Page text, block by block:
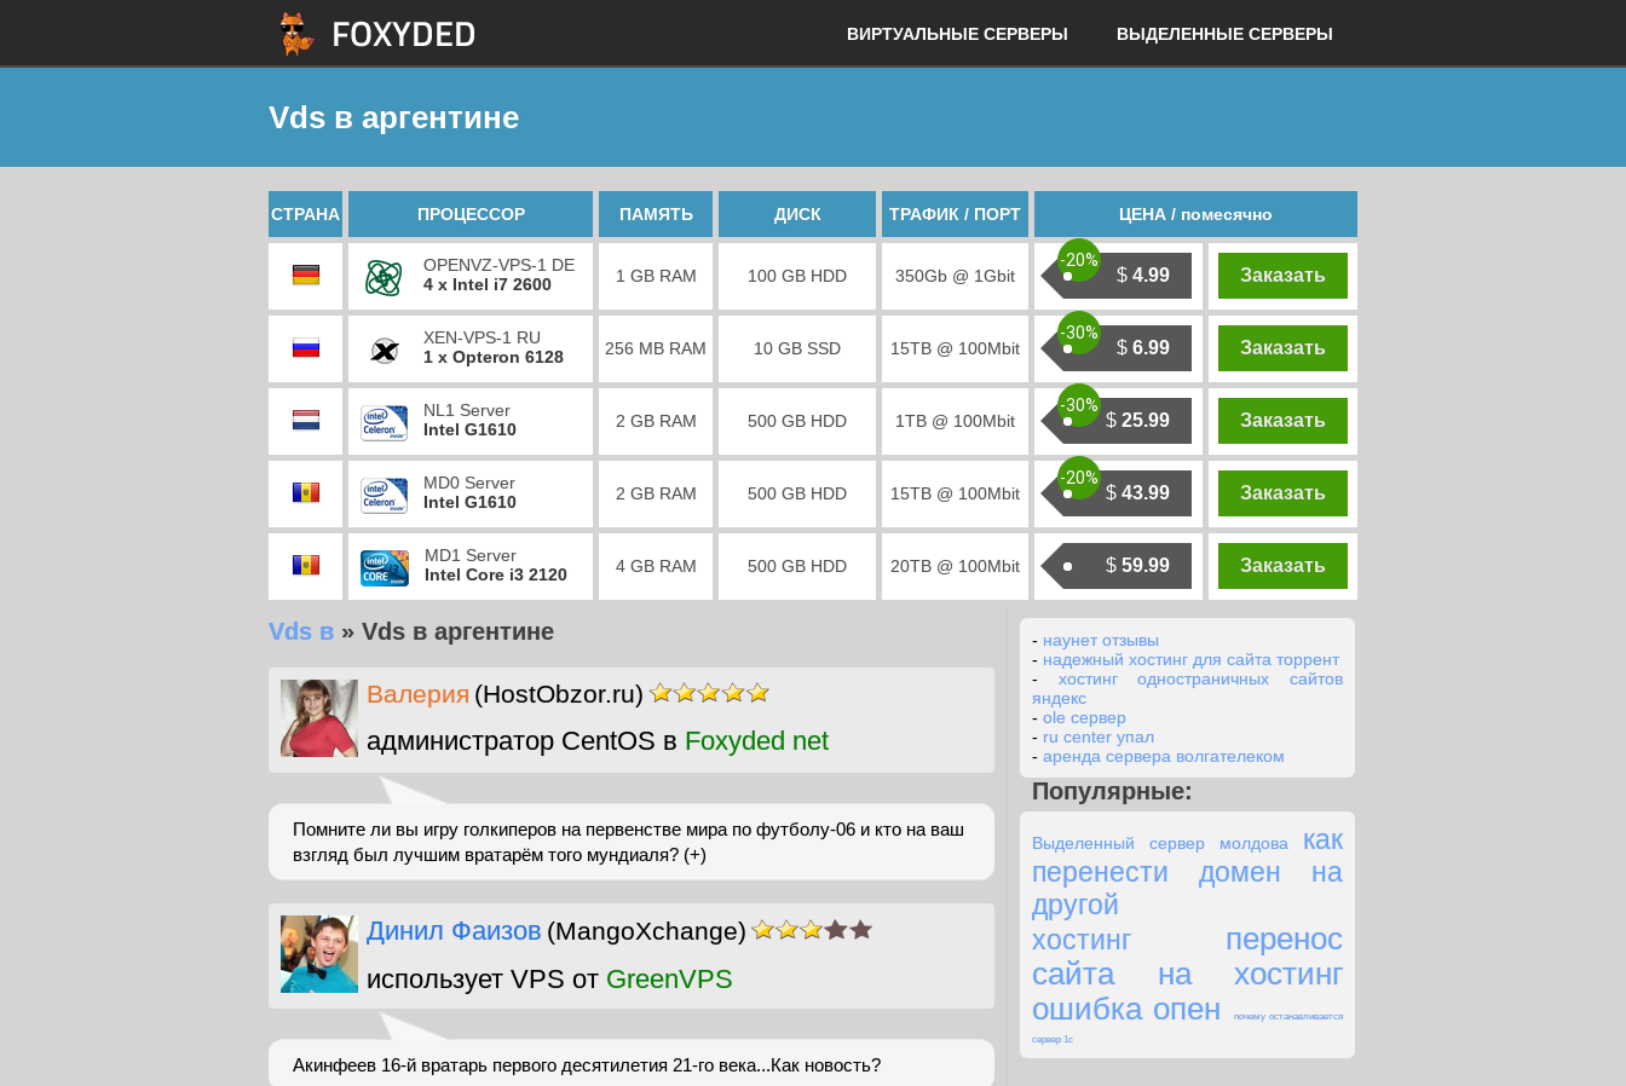
ВИРТУАЛЬНЫЕ СЕРВЕРЫ ВЫДЕЛЕННЫЕ СЕРВЕРЫ
Vds в аргентине
СТРАНА ПРОЦЕССОР ПАМЯТЬ ДИСК ТРАФИК / ПОРТ ЦЕНА / помесячно
OPENVZ-VPS-1 DE
4 x Intel i7 2600
1 GB RAM 100 GB HDD 350Gb @ 1Gbit $ 4.99
-20%
Заказать
XEN-VPS-1 RU
1 x Opteron 6128
256 MB RAM 10 GB SSD 15TB @ 100Mbit $ 6.99
-30%
Заказать
NL1 Server
Intel G1610
2 GB RAM 500 GB HDD 1TB @ 100Mbit $ 25.99
-30%
Заказать
MD0 Server
Intel G1610
2 GB RAM 500 GB HDD 15TB @ 100Mbit $ 43.99
-20%
Заказать
MD1 Server
Intel Core i3 2120
4 GB RAM 500 GB HDD 20TB @ 100Mbit $ 59.99 Заказать
Vds в » Vds в аргентине
Валерия (HostObzor.ru)
администратор CentOS в Foxyded net
Помните ли вы игру голкиперов на первенстве мира по футболу-06 и кто на ваш
взгляд был лучшим вратарём того мундиаля? (+)
Динил Фаизов (MangoXchange)
использует VPS от GreenVPS
Акинфеев 16-й вратарь первого десятилетия 21-го века...Как новость?
- наунет отзывы
- надежный хостинг для сайта торрент
- хостинг одностраничных сайтов
яндекс
- ole сервер
- ru center упал
- аренда сервера волгателеком
Популярные:
Выделенный сервер молдова
как
перенести домен на
другой
хостинг
перенос
сайта на хостинг
ошибка опен
почему останавливается
сервер 1с